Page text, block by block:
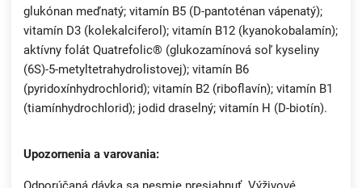
glukónan meďnatý; vitamín B5 (D-pantoténan vápenatý);
vitamín D3 (kolekalciferol); vitamín B12 (kyanokobalamín);
aktívny folát Quatrefolic® (glukozamínová soľ kyseliny
(6S)-5-metyltetrahydrolistovej); vitamín B6
(pyridoxínhydrochlorid); vitamín B2 (riboflavín); vitamín B1
(tiamínhydrochlorid); jodid draselný; vitamín H (D-biotín).
Upozornenia a varovania: